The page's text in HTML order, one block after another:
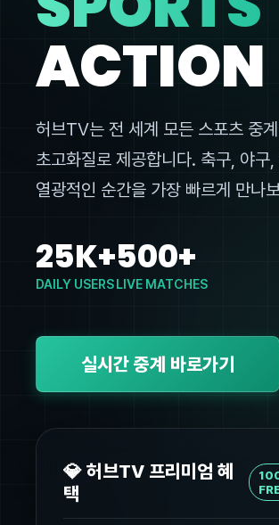
ACTION
허브TV는 전 세계 모든 스포츠 중
초고화질로 제공합니다. 축구, 야구
열광적인 순간을 가장 빠르게 만나
25K+
DAILY USERS
500+
LIVE MATCHES
실시간 중계 바로가기
💎 허브TV 프리미엄 혜
택